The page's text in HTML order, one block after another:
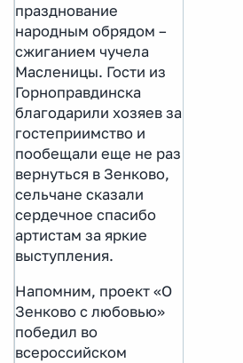
празднование
народным обрядом –
сжиганием чучела
Масленицы. Гости из
Горноправдинска
благодарили хозяев за
гостеприимство и
пообещали еще не раз
вернуться в Зенково,
сельчане сказали
сердечное спасибо
артистам за яркие
выступления.
Напомним, проект «О
Зенково с любовью»
победил во
всероссийском